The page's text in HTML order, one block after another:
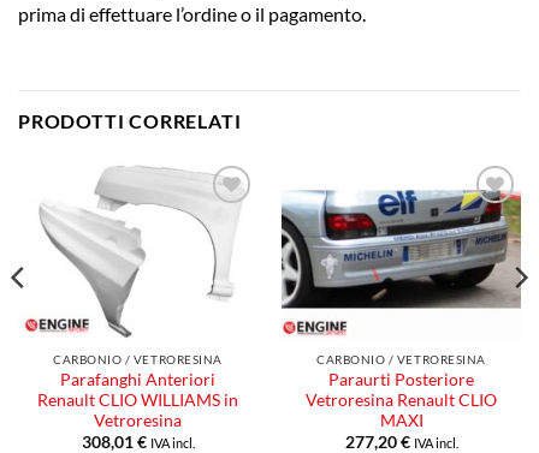
prima di effettuare l’ordine o il pagamento.
PRODOTTI CORRELATI
Aggiungi
alla lista
dei
desideri
CARBONIO / VETRORESINA
Parafanghi Anteriori
Renault CLIO WILLIAMS in
Vetroresina
308,01€ IVA incl.
Aggiungi
alla lista
dei
desideri
CARBONIO / VETRORESINA
Paraurti Posteriore
Vetroresina Renault CLIO
MAXI
277,20€ IVA incl.